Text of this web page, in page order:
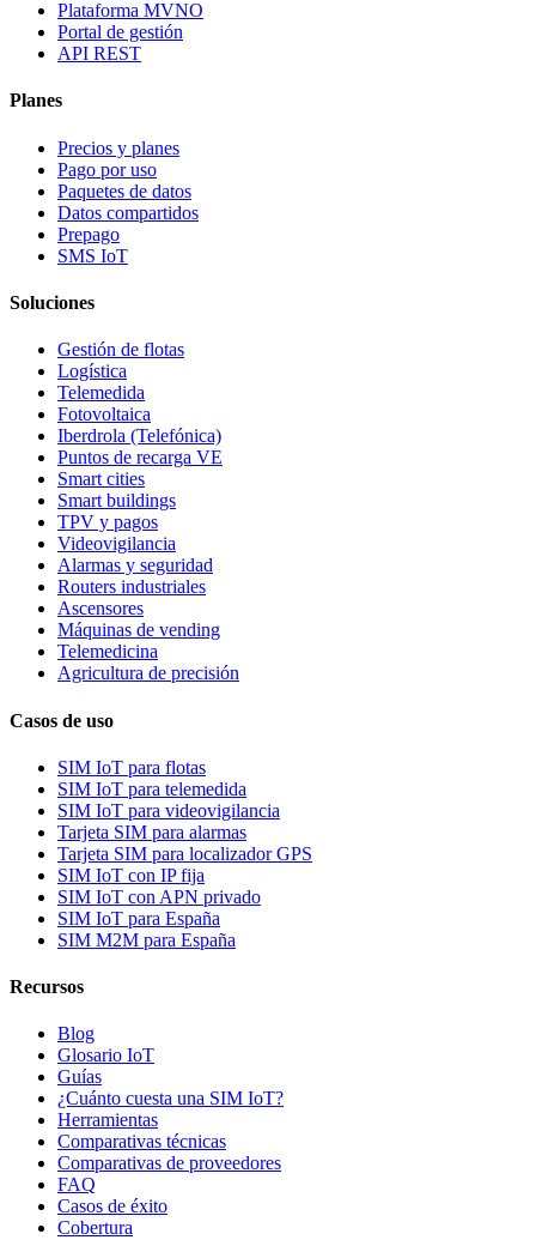
Plataforma MVNO
Portal de gestión
API REST
Planes
Precios y planes
Pago por uso
Paquetes de datos
Datos compartidos
Prepago
SMS IoT
Soluciones
Gestión de flotas
Logística
Telemedida
Fotovoltaica
Iberdrola (Telefónica)
Puntos de recarga VE
Smart cities
Smart buildings
TPV y pagos
Videovigilancia
Alarmas y seguridad
Routers industriales
Ascensores
Máquinas de vending
Telemedicina
Agricultura de precisión
Casos de uso
SIM IoT para flotas
SIM IoT para telemedida
SIM IoT para videovigilancia
Tarjeta SIM para alarmas
Tarjeta SIM para localizador GPS
SIM IoT con IP fija
SIM IoT con APN privado
SIM IoT para España
SIM M2M para España
Recursos
Blog
Glosario IoT
Guías
¿Cuánto cuesta una SIM IoT?
Herramientas
Comparativas técnicas
Comparativas de proveedores
FAQ
Casos de éxito
Cobertura